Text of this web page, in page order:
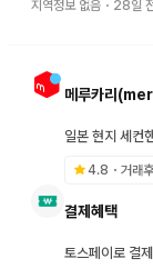
지역정보 없음 ・ 28일
메루카리
일본 현지 세컨
4.8 ・거래
결제혜택
토스페이로 결